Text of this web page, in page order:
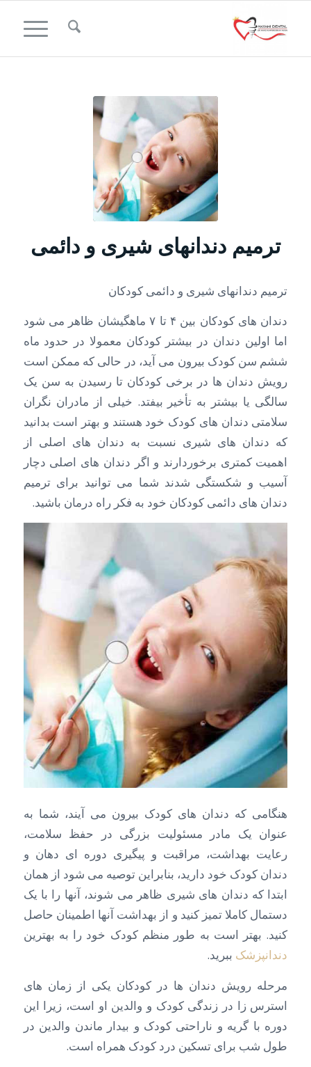
ترمیم دندانهای شیری و دائمی
ترمیم دندانهای شیری و دائمی کودکان
دندان های کودکان بین ۴ تا ۷ ماهگیشان ظاهر می شود
اما اولین دندان در بیشتر کودکان معمولا در حدود ماه
ششم سن کودک بیرون می آید، در حالی که ممکن است
رویش دندان ها در برخی کودکان تا رسیدن به سن یک
سالگی یا بیشتر به تأخیر بیفتد. خیلی از مادران نگران
سلامتی دندان های کودک خود هستند و بهتر است بدانید
که دندان های شیری نسبت به دندان های اصلی از
اهمیت کمتری برخوردارند و اگر دندان های اصلی دچار
آسیب و شکستگی شدند شما می توانید برای ترمیم
دندان های دائمی کودکان خود به فکر راه درمان باشید.
هنگامی که دندان های کودک بیرون می آیند، شما به
عنوان یک مادر مسئولیت بزرگی در حفظ سلامت،
رعایت بهداشت، مراقبت و پیگیری دوره ای دهان و
دندان کودک خود دارید، بنابراین توصیه می شود از همان
ابتدا که دندان های شیری ظاهر می شوند، آنها را با یک
دستمال کاملا تمیز کنید و از بهداشت آنها اطمینان حاصل
کنید. بهتر است به طور منظم کودک خود را به بهترین
دندانپزشک ببرید.
مرحله رویش دندان ها در کودکان یکی از زمان های
استرس زا در زندگی کودک و والدین او است، زیرا این
دوره با گریه و ناراحتی کودک و بیدار ماندن والدین در
طول شب برای تسکین درد کودک همراه است.